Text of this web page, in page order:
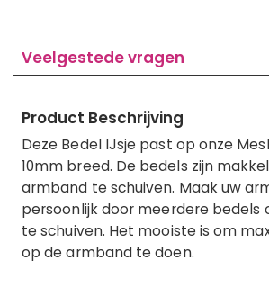
Veelgestede vragen
Product Beschrijving
Deze Bedel IJsje past op onze
10mm breed. De bedels zijn
armband te schuiven. Maak uw
persoonlijk door meerdere bedels
te schuiven. Het mooiste is om
op de armband te doen.